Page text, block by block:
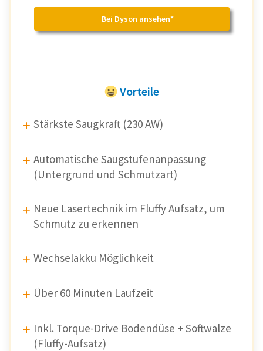
Bei Dyson ansehen*
Vorteile
Stärkste Saugkraft (230 AW)
Automatische Saugstufenanpassung
(Untergrund und Schmutzart)
Neue Lasertechnik im Fluffy Aufsatz, um
Schmutz zu erkennen
Wechselakku Möglichkeit
Über 60 Minuten Laufzeit
Inkl. Torque-Drive Bodendüse + Softwalze
(Fluffy-Aufsatz)